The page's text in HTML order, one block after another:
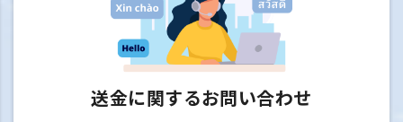
送金に関するお問い合わせ